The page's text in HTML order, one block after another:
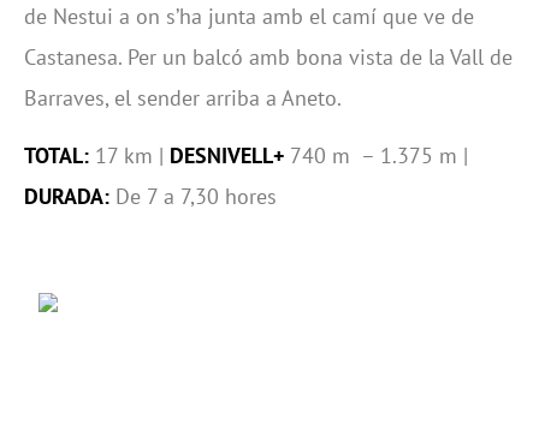
de Nestui a on s’ha junta amb el camí que ve de
Castanesa. Per un balcó amb bona vista de la Vall de
Barraves, el sender arriba a Aneto.
TOTAL: 17 km | DESNIVELL+ 740 m – 1.375 m |
DURADA: De 7 a 7,30 hores